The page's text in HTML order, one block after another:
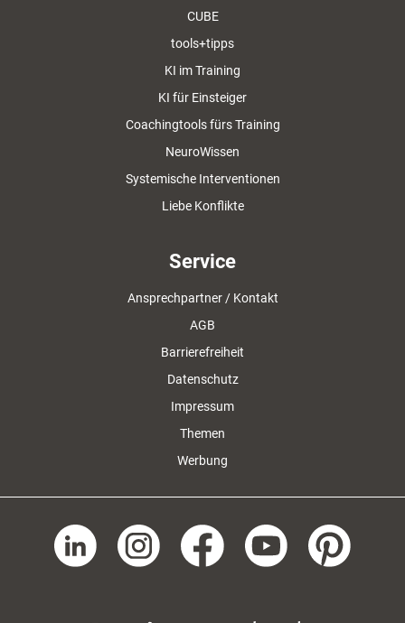
CUBE
tools+tipps
KI im Training
KI für Einsteiger
Coachingtools fürs Training
NeuroWissen
Systemische Interventionen
Liebe Konflikte
Service
Ansprechpartner / Kontakt
AGB
Barrierefreiheit
Datenschutz
Impressum
Themen
Werbung